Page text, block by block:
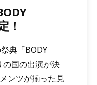
！
典「BODY
国の出演が決
ンツが揃った見